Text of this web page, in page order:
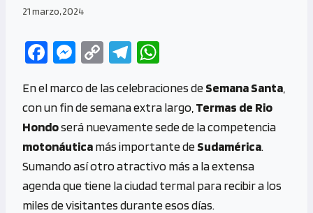
21 marzo, 2024
Fa
b
o
o
k
M
se
n
g
er
C
py
Li
n
k
Te
gr
a
m
at
s
A
p
p
En el marco de las celebraciones deSemana Santa
con un fin de semana extra largo, Termas de Rio
Hondoserá nuevamente sede de la competencia
motonáuticamás importante deSudamérica.
Sumando así otro atractivo más a la extensa
agenda que tiene la ciudad termal para recibir a los
miles de visitantes durante esos días.